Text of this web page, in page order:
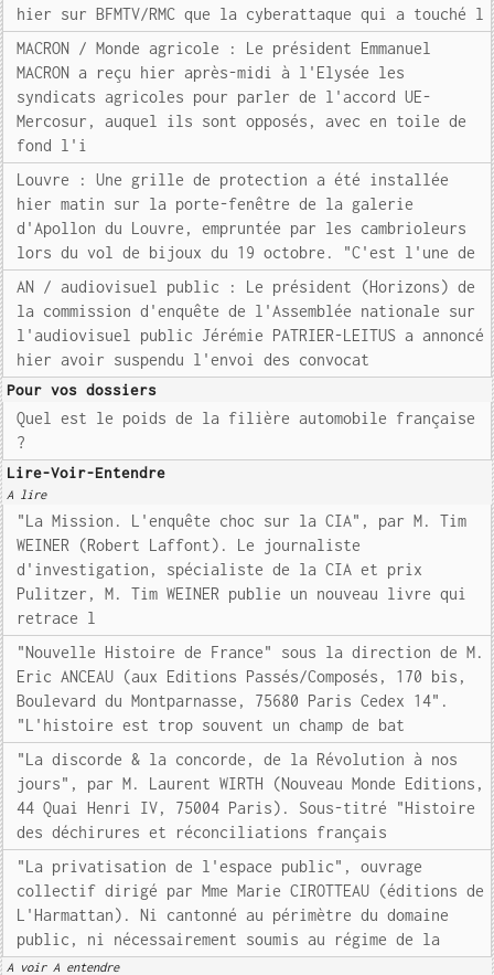
hier sur BFMTV/RMC que la cyberattaque qui a touché l
MACRON / Monde agricole : Le président Emmanuel
MACRON a reçu hier après-midi à l'Elysée les
syndicats agricoles pour parler de l'accord UE-
Mercosur, auquel ils sont opposés, avec en toile de
fond l'i
Louvre : Une grille de protection a été installée
hier matin sur la porte-fenêtre de la galerie
d'Apollon du Louvre, empruntée par les cambrioleurs
lors du vol de bijoux du 19 octobre. "C'est l'une de
AN / audiovisuel public : Le président (Horizons) de
la commission d'enquête de l'Assemblée nationale sur
l'audiovisuel public Jérémie PATRIER-LEITUS a annoncé
hier avoir suspendu l'envoi des convocat
Pour vos dossiers
Quel est le poids de la filière automobile française
?
Lire-Voir-Entendre
A lire
"La Mission. L'enquête choc sur la CIA", par M. Tim
WEINER (Robert Laffont). Le journaliste
d'investigation, spécialiste de la CIA et prix
Pulitzer, M. Tim WEINER publie un nouveau livre qui
retrace l
"Nouvelle Histoire de France" sous la direction de M.
Eric ANCEAU (aux Editions Passés/Composés, 170 bis,
Boulevard du Montparnasse, 75680 Paris Cedex 14".
"L'histoire est trop souvent un champ de bat
"La discorde & la concorde, de la Révolution à nos
jours", par M. Laurent WIRTH (Nouveau Monde Editions,
44 Quai Henri IV, 75004 Paris). Sous-titré "Histoire
des déchirures et réconciliations français
"La privatisation de l'espace public", ouvrage
collectif dirigé par Mme Marie CIROTTEAU (éditions de
L'Harmattan). Ni cantonné au périmètre du domaine
public, ni nécessairement soumis au régime de la
A voir A entendre